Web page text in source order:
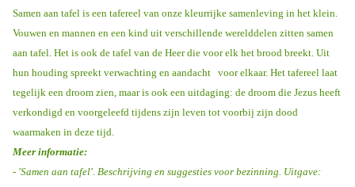
Samen aan tafel is een tafereel van onze kleurrijke samenleving in het klein.
Vouwen en mannen en een kind uit verschillende werelddelen zitten samen
aan tafel. Het is ook de tafel van de Heer die voor elk het brood breekt. Uit
hun houding spreekt verwachting en aandacht voor elkaar. Het tafereel laat
tegelijk een droom zien, maar is ook een uitdaging: de droom die Jezus heeft
verkondigd en voorgeleefd tijdens zijn leven tot voorbij zijn dood
waarmaken in deze tijd.
Meer informatie:
- 'Samen aan tafel'. Beschrijving en suggesties voor bezinning. Uitgave: